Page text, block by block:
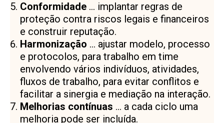
Conformidade … implantar regras de
proteção contra riscos legais e financeiros
e construir reputação.
Harmonização … ajustar modelo, processo
e protocolos, para trabalho em time
envolvendo vários indivíduos, atividades,
fluxos de trabalho, para evitar conflitos e
facilitar a sinergia e mediação na interação.
Melhorias contínuas … a cada ciclo uma
melhoria pode ser incluída.